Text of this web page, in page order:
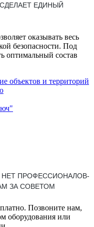
ЕДИНЫЙ
оказывать весь
безопасности. Под
оптимальный состав
объектов и территорий
ПРОФЕССИОНАЛОВ-
ЗА СОВЕТОМ
Позвоните нам,
оборудования или